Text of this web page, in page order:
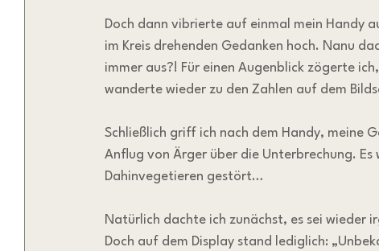
Doch dann vibrierte auf einmal mein Handy
im Kreis drehenden Gedanken hoch. Nanu
immer aus?! Für einen Augenblick zögerte
wanderte wieder zu den Zahlen auf dem
Schließlich griff ich nach dem Handy, meine
Anflug von Ärger über die Unterbrechung.
Dahinvegetieren gestört…
Natürlich dachte ich zunächst, es sei wieder
Doch auf dem Display stand lediglich: